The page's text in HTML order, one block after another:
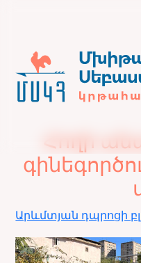
Հողի
Արևմտյան դպրոցի